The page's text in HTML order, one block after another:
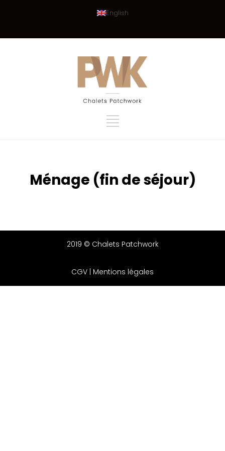
English
Ménage (fin de séjour)
2019 © Chalets Patchwork
CGV | Mentions légales